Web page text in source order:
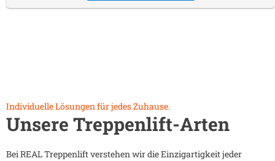
Individuelle Lösungen für jedes Zuhause.
Unsere Treppenlift-Arten
Bei REAL Treppenlift verstehen wir die Einzigartigkeit jeder